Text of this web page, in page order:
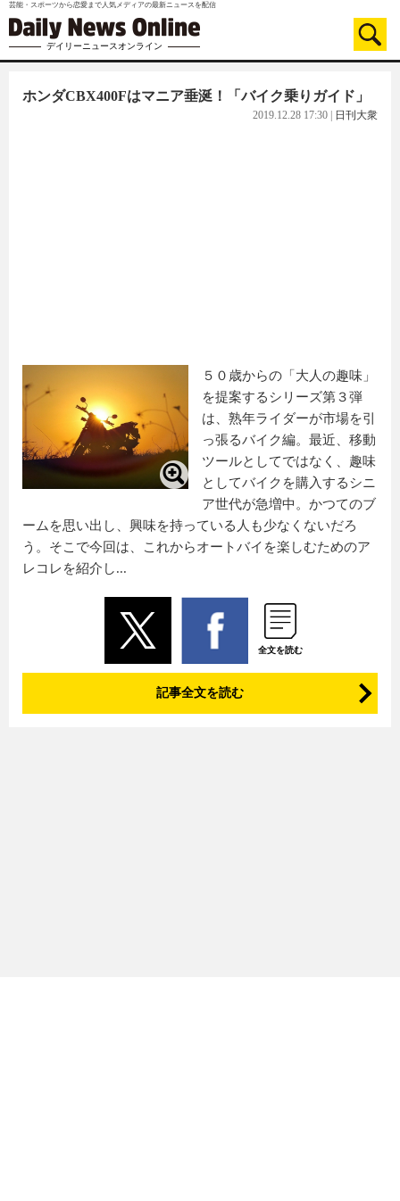
芸能・スポーツから恋愛まで人気メディアの最新ニュースを配信
デイリーニュースオンライン
ホンダCBX400Fはマニア垂涎！「バイク乗りガイド」
2019.12.28 17:30 日刊大衆
５０歳からの「大人の趣味」
を提案するシリーズ第３弾
は、熟年ライダーが市場を引
っ張るバイク編。最近、移動
ツールとしてではなく、趣味
としてバイクを購入するシニ
ア世代が急増中。かつてのブ
ームを思い出し、興味を持っている人も少なくないだろ
う。そこで今回は、これからオートバイを楽しむためのア
レコレを紹介し...
全文を読む
記事全文を読む